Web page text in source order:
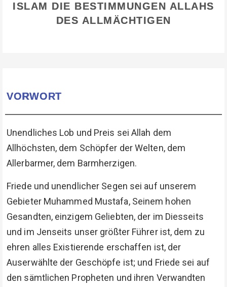
ISLAM DIE BESTIMMUNGEN ALLAHS
DES ALLMÄCHTIGEN
VORWORT
Unendliches Lob und Preis sei Allah dem
Allhöchsten, dem Schöpfer der Welten, dem
Allerbarmer, dem Barmherzigen.
Friede und unendlicher Segen sei auf unserem
Gebieter Muhammed Mustafa, Seinem hohen
Gesandten, einzigem Geliebten, der im Diesseits
und im Jenseits unser größter Führer ist, dem zu
ehren alles Existierende erschaffen ist, der
Auserwählte der Geschöpfe ist; und Friede sei auf
den sämtlichen Propheten und ihren Verwandten